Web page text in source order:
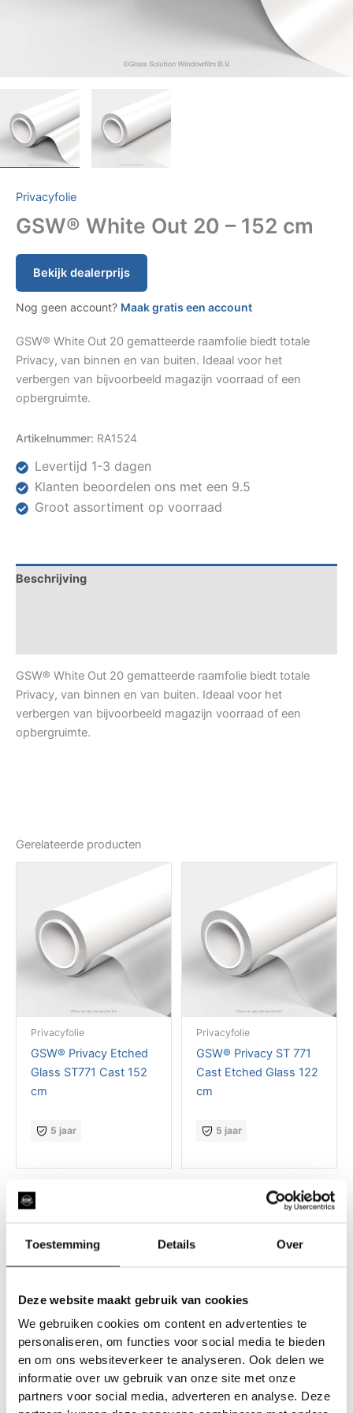
Toestemming Details Over
Deze website maakt gebruik van cookies
We gebruiken cookies om content en advertenties te
personaliseren, om functies voor social media te bieden
en om ons websiteverkeer te analyseren. Ook delen we
informatie over uw gebruik van onze site met onze
partners voor social media, adverteren en analyse. Deze
Privacyfolie
GSW® White Out 20 – 152 cm
Bekijk dealerprijs
Nog geen account? Maak gratis een account
GSW® White Out 20 gematteerde raamfolie biedt totale
Privacy, van binnen en van buiten. Ideaal voor het
verbergen van bijvoorbeeld magazijn voorraad of een
opbergruimte.
Artikelnummer: RA1524
Levertijd 1-3 dagen
Klanten beoordelen ons met een 9.5
Groot assortiment op voorraad
Beschrijving
GSW® White Out 20 gematteerde raamfolie biedt totale
Privacy, van binnen en van buiten. Ideaal voor het
verbergen van bijvoorbeeld magazijn voorraad of een
opbergruimte.
Gerelateerde producten
Privacyfolie
GSW® Privacy Etched
Glass ST771 Cast 152
cm
5 jaar
Privacyfolie
GSW® Privacy ST 771
Cast Etched Glass 122
cm
5 jaar
Privacyfolie
GSW® White Out 152
cm
Privacyfolie
GSW® Matte Silver 152
cm